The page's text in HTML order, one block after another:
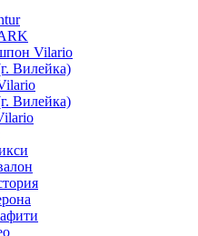
Vilario
Вилейка)
Вилейка)